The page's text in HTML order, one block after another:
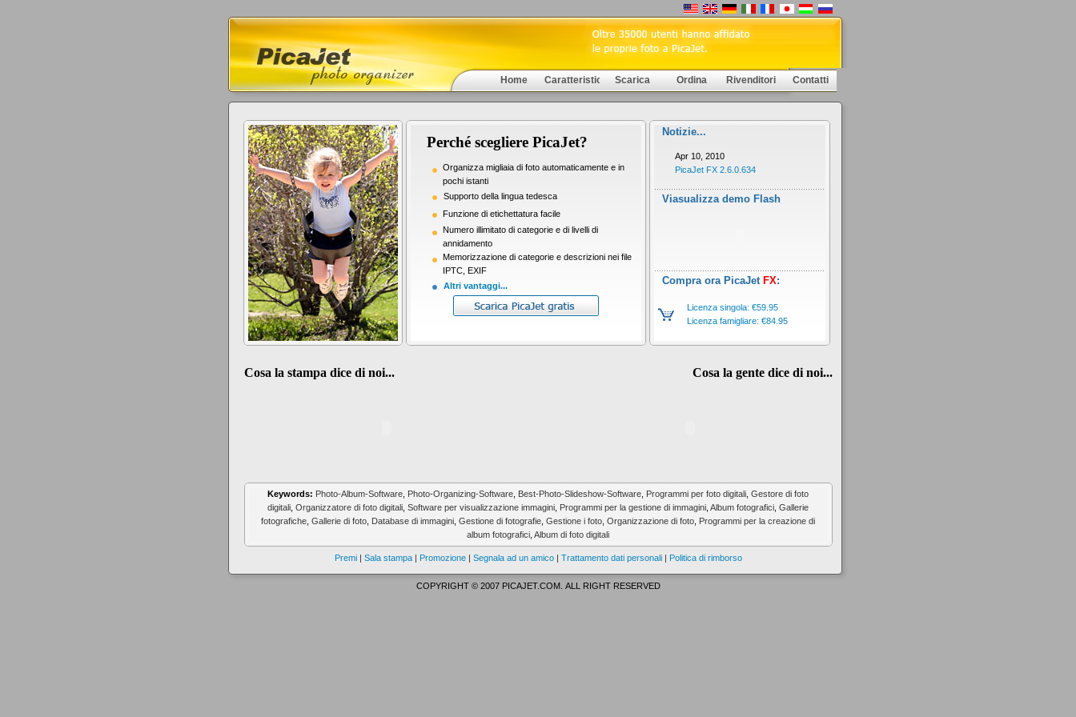
Perché scegliere PicaJet?
Organizza migliaia di foto automaticamente e in
pochi istanti
Supporto della lingua tedesca
Funzione di etichettatura facile
Numero illimitato di categorie e di livelli di
annidamento
Memorizzazione di categorie e descrizioni nei file
IPTC, EXIF
Altri vantaggi...
Notizie...
Apr 10, 2010
PicaJet FX 2.6.0.634
Viasualizza demo Flash
Compra ora PicaJet FX:
Licenza singola: €59.95
Licenza famigliare: €84.95
Cosa la stampa dice di noi... Cosa la gente dice di noi...
Keywords: Photo-Album-Software Photo-Organizing-Software Best-Photo-Slideshow-Software Programmi per foto digitali Gestore di foto
digitali Organizzatore di foto digitali Software per visualizzazione immagini Programmi per la gestione di immagini Album fotografici Gallerie
fotografiche Gallerie di foto Database di immagini Gestione di fotografie Gestione i foto Organizzazione di foto Programmi per la creazione di
album fotografici Album di foto digitali
Premi | Sala stampa | Promozione | Segnala ad un amico | Trattamento dati personali | Politica di rimborso
COPYRIGHT © 2007 PICAJET.COM. ALL RIGHT RESERVED
Home Caratteristiche Scarica Ordina Rivenditori Contatti